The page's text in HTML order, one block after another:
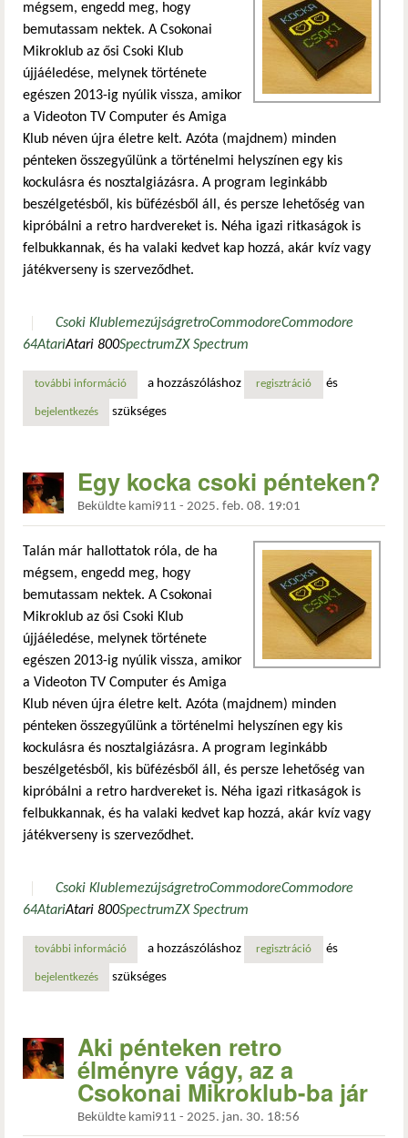
mégsem, engedd meg, hogy
bemutassam nektek. A Csokonai
Mikroklub az ősi Csoki Klub
újjáéledése, melynek története
egészen 2013-ig nyúlik vissza, amikor
a Videoton TV Computer és Amiga
Klub néven újra életre kelt. Azóta (majdnem) minden
pénteken összegyűlünk a történelmi helyszínen egy kis
kockulásra és nosztalgiázásra. A program leginkább
beszélgetésből, kis büfézésből áll, és persze lehetőség van
kipróbálni a retro hardvereket is. Néha igazi ritkaságok is
felbukkannak, és ha valaki kedvet kap hozzá, akár kvíz vagy
játékverseny is szerveződhet.
Csoki KlublemezújságretroCommodoreCommodore
64AtariAtari 800SpectrumZX Spectrum
további információretrózunk pénteken? tartalommal kapcsolatosan
a hozzászóláshoz regisztráció és
bejelentkezés szükséges
Egy kocka csoki pénteken?
Beküldte kami911 - 2025. feb. 08. 19:01
Talán már hallottatok róla, de ha
mégsem, engedd meg, hogy
bemutassam nektek. A Csokonai
Mikroklub az ősi Csoki Klub
újjáéledése, melynek története
egészen 2013-ig nyúlik vissza, amikor
a Videoton TV Computer és Amiga
Klub néven újra életre kelt. Azóta (majdnem) minden
pénteken összegyűlünk a történelmi helyszínen egy kis
kockulásra és nosztalgiázásra. A program leginkább
beszélgetésből, kis büfézésből áll, és persze lehetőség van
kipróbálni a retro hardvereket is. Néha igazi ritkaságok is
felbukkannak, és ha valaki kedvet kap hozzá, akár kvíz vagy
játékverseny is szerveződhet.
Csoki KlublemezújságretroCommodoreCommodore
64AtariAtari 800SpectrumZX Spectrum
további információegy kocka csoki pénteken? tartalommal kapcsolatosan
a hozzászóláshoz regisztráció és
bejelentkezés szükséges
Aki pénteken retro
élményre vágy, az a
Csokonai Mikroklub-ba jár
Beküldte kami911 - 2025. jan. 30. 18:56